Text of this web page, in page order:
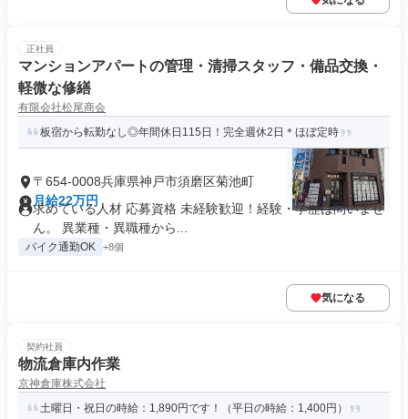
正社員
マンションアパートの管理・清掃スタッフ・備品交換・
軽微な修繕
有限会社松尾商会
板宿から転勤なし◎年間休日115日！完全週休2日＊ほぼ定時
〒654-0008兵庫県神戸市須磨区菊池町
月給22万円
求めている人材 応募資格 未経験歓迎！経験・学歴は問いませ
ん。 異業種・異職種から...
バイク通勤OK +8個
気になる
契約社員
物流倉庫内作業
京神倉庫株式会社
土曜日・祝日の時給：1,890円です！（平日の時給：1,400円）